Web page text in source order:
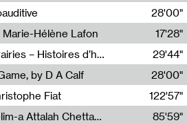
28'00"
Hélène Lafon
Hélène Lafon
17'28"
Paysages animés #3 : Prairies – Histoires d’herbes et d’humains
29'44"
by D A Calf
28'00"
Fiat
122'57"
Formule Magique #3 : Selim-a Attalah Chettaoui
85'59"